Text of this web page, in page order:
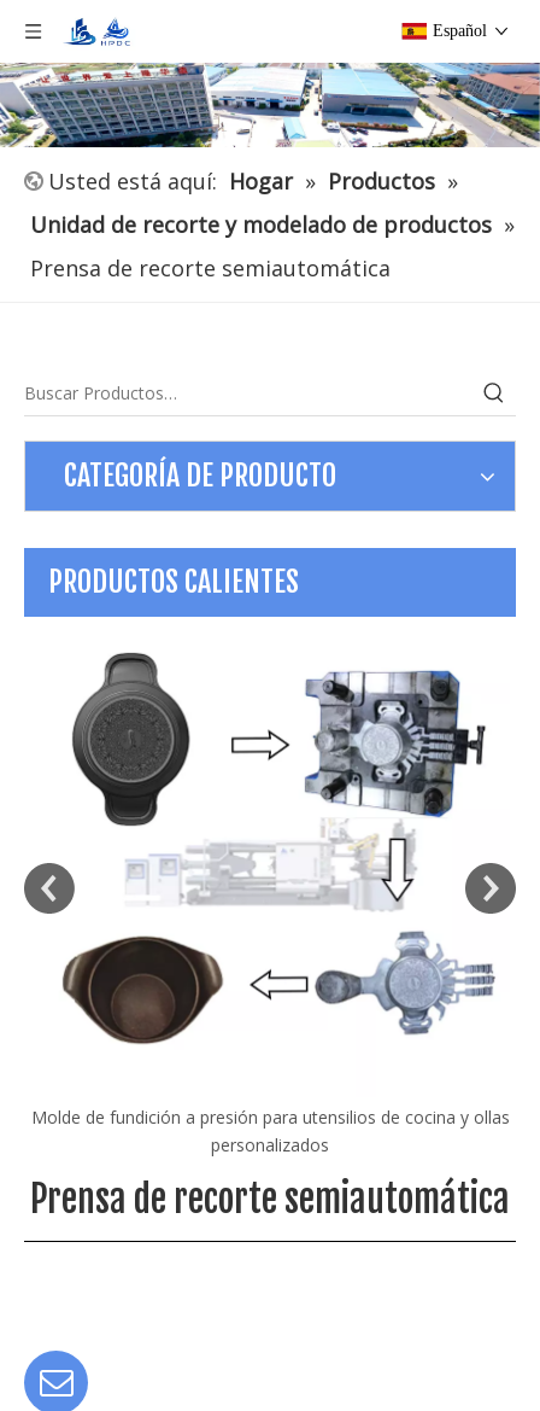
Español
Usted está aquí: Hogar » Productos »
Unidad de recorte y modelado de productos »
Prensa de recorte semiautomática
CATEGORÍA DE PRODUCTO
PRODUCTOS CALIENTES
Molde de fundición a presión para utensilios de cocina y ollas
personalizados
Prensa de recorte semiautomática